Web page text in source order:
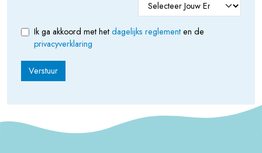
Ik ga akkoord met het dagelijks reglementen de
privacyverklaring
Verstuur